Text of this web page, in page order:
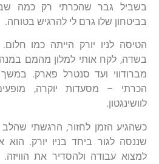
בשביל גבר שהכרתי רק כמה
בביטחון שלו גרם לי להרגיש בטוחה.
הטיסה לניו יורק הייתה כמו
בשדה, לקח אותי למלון מהמם
מברודווי ועד סנטרל פארק.
הכרתי – מסעדות יוקרה,
לוושינגטון.
כשהגיע הזמן לחזור, הרגשתי
שננסה לגור ביחד בניו יורק. הוא
למצוא עבודה ולהסדיר את